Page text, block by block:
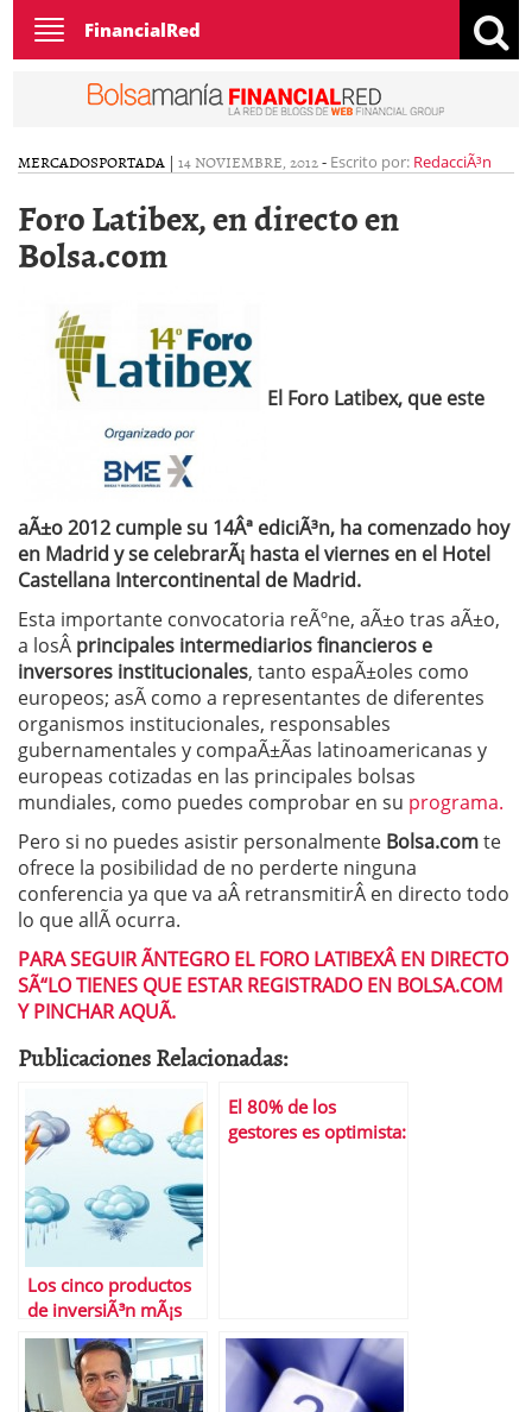
Toggle
navigation
FinancialRed
MERCADOSPORTADA | 14 NOVIEMBRE, 2012- Escrito por: RedacciÃ³n
Foro Latibex, en directo en
Bolsa.com
El Foro Latibex, que este
aÃ±o 2012 cumple su 14Âª ediciÃ³n, ha comenzado hoy
en Madrid y se celebrarÃ¡ hasta el viernes en el Hotel
Castellana Intercontinental de Madrid.
Esta importante convocatoria reÃºne, aÃ±o tras aÃ±o,
a losÂ principales intermediarios financieros e
inversores institucionales, tanto espaÃ±oles como
europeos; asÃ­ como a representantes de diferentes
organismos institucionales, responsables
gubernamentales y compaÃ±Ã­as latinoamericanas y
europeas cotizadas en las principales bolsas
mundiales, como puedes comprobar en su programa.
Pero si no puedes asistir personalmente Bolsa.comte
ofrece la posibilidad de no perderte ninguna
conferencia ya que va aÂ retransmitirÂ en directo todo
lo que allÃ­ ocurra.
PARA SEGUIR ÃNTEGRO EL FORO LATIBEXÂ EN DIRECTO
SÃ“LO TIENES QUE ESTAR REGISTRADO EN BOLSA.COM
Y PINCHAR AQUÃ.
Publicaciones Relacionadas:
Los cinco productos
de inversiÃ³n mÃ¡s
extraÃ±os del mundo
El 80% de los
gestores es optimista: